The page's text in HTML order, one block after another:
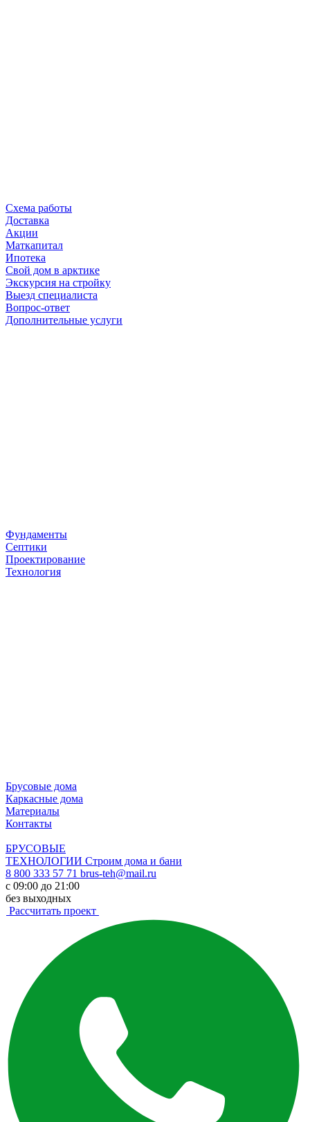
Схема работы
Доставка
Акции
Маткапитал
Ипотека
Свой дом в арктике
Экскурсия на стройку
Выезд специалиста
Вопрос-ответ
Дополнительные услуги
Фундаменты
Септики
Проектирование
Технология
Брусовые дома
Каркасные дома
Материалы
Контакты
БРУСОВЫЕ
ТЕХНОЛОГИИ Строим дома и бани
8 800 333 57 71 brus-teh@mail.ru
с 09:00 до 21:00
без выходных
Рассчитать проект